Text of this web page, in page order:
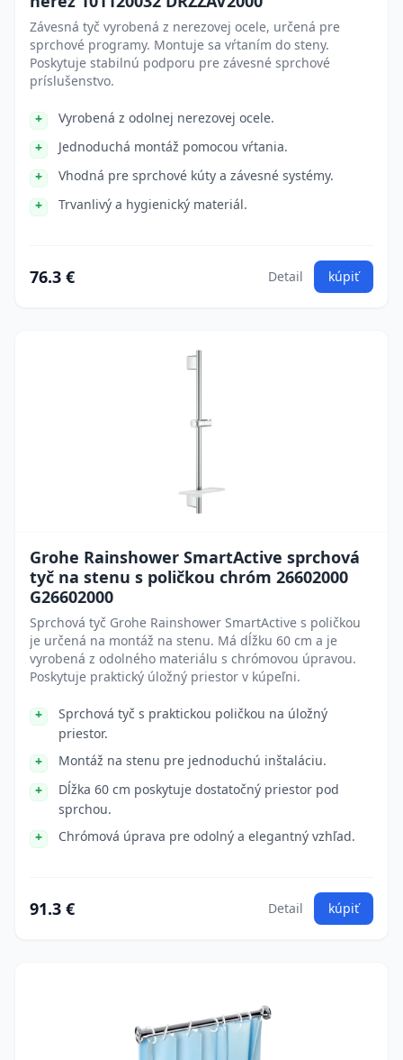
Závesná tyč vyrobená z nerezovej ocele, určená pre
sprchové programy. Montuje sa vŕtaním do steny.
Poskytuje stabilnú podporu pre závesné sprchové
príslušenstvo.
Vyrobená z odolnej nerezovej ocele.
Jednoduchá montáž pomocou vŕtania.
Vhodná pre sprchové kúty a závesné systémy.
Trvanlivý a hygienický materiál.
76.3 € Detail kúpiť
Grohe Rainshower SmartActive sprchová
tyč na stenu s poličkou chróm 26602000
G26602000
Sprchová tyč Grohe Rainshower SmartActive s poličkou
je určená na montáž na stenu. Má dĺžku 60 cm a je
vyrobená z odolného materiálu s chrómovou úpravou.
Poskytuje praktický úložný priestor v kúpeľni.
Sprchová tyč s praktickou poličkou na úložný
priestor.
Montáž na stenu pre jednoduchú inštaláciu.
Dĺžka 60 cm poskytuje dostatočný priestor pod
sprchou.
Chrómová úprava pre odolný a elegantný vzhľad.
91.3 € Detail kúpiť